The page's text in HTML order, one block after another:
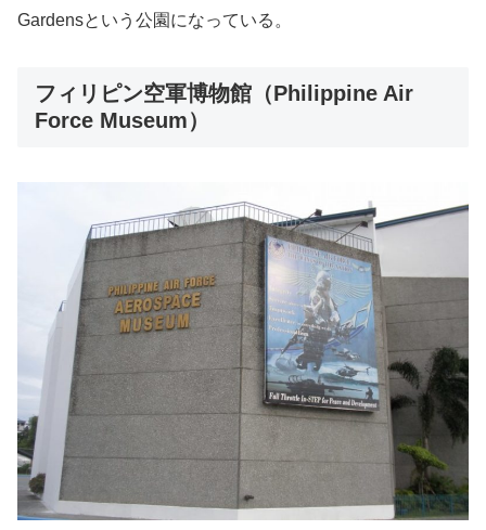
Gardensという公園になっている。
フィリピン空軍博物館（Philippine Air
Force Museum）